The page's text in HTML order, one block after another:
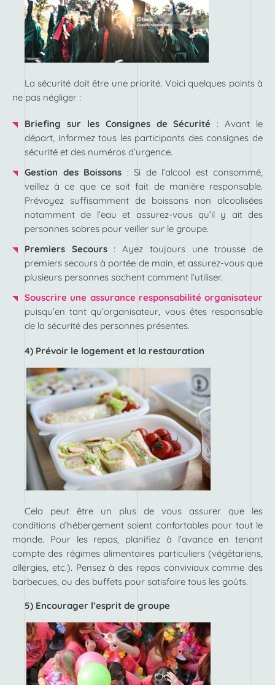
La sécurité doit être une priorité. Voici quelques points à
ne pas négliger :
Briefing sur les Consignes de Sécurité : Avant le
départ, informez tous les participants des consignes de
sécurité et des numéros d’urgence.
Gestion des Boissons : Si de l’alcool est consommé,
veillez à ce que ce soit fait de manière responsable.
Prévoyez suffisamment de boissons non alcoolisées
notamment de l’eau et assurez-vous qu’il y ait des
personnes sobres pour veiller sur le groupe.
Premiers Secours: Ayez toujours une trousse de
premiers secours à portée de main, et assurez-vous que
plusieurs personnes sachent comment l’utiliser.
Souscrire une assurance responsabilité organisateur
puisqu’en tant qu’organisateur, vous êtes responsable
de la sécurité des personnes présentes.
4) Prévoir le logement et la restauration
.
Cela peut être un plus de vous assurer que les
conditions d’hébergement soient confortables pour tout le
monde. Pour les repas, planifiez à l’avance en tenant
compte des régimes alimentaires particuliers (végétariens,
allergies, etc.). Pensez à des repas conviviaux comme des
barbecues, ou des buffets pour satisfaire tous les goûts.
5) Encourager l’esprit de groupe